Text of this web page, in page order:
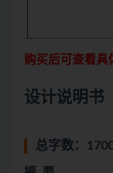
购买后可查看具
设计说明书
总字数：